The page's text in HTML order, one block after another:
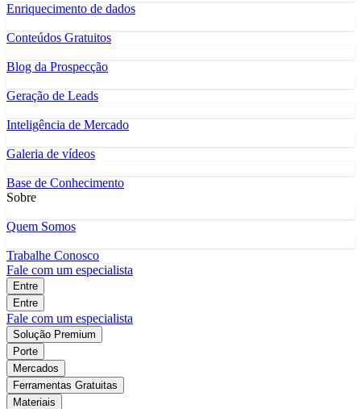
Enriquecimento de dados
Conteúdos Gratuitos
Blog da Prospecção
Geração de Leads
Inteligência de Mercado
Galeria de vídeos
Base de Conhecimento
Sobre
Quem Somos
Trabalhe Conosco
Fale com um especialista
Entre
Entre
Fale com um especialista
Solução Premium
Porte
Mercados
Ferramentas Gratuitas
Materiais